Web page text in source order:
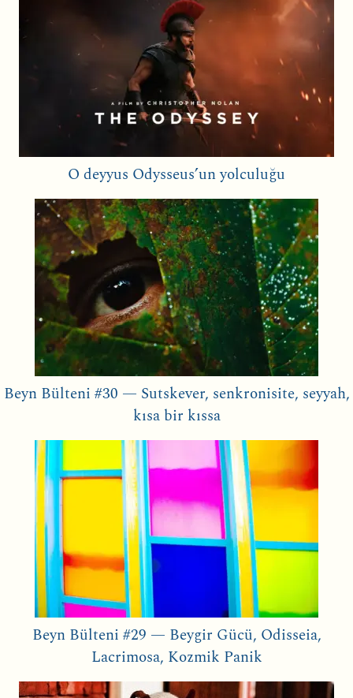
O deyyus Odysseus’un yolculuğu
Beyn Bülteni #30 — Sutskever, senkronisite, seyyah,
kısa bir kıssa
Beyn Bülteni #29 — Beygir Gücü, Odisseia,
Lacrimosa, Kozmik Panik